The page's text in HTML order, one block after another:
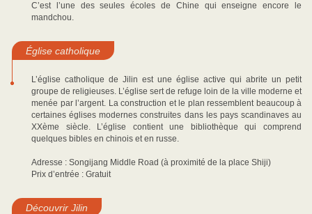
C’est l’une des seules écoles de Chine qui enseigne encore le
mandchou.
Église catholique
L’église catholique de Jilin est une église active qui abrite un petit
groupe de religieuses. L’église sert de refuge loin de la ville moderne et
menée par l’argent. La construction et le plan ressemblent beaucoup à
certaines églises modernes construites dans les pays scandinaves au
XXème siècle. L’église contient une bibliothèque qui comprend
quelques bibles en chinois et en russe.
Adresse : Songijang Middle Road (à proximité de la place Shiji)
Prix d’entrée : Gratuit
Découvrir Jilin